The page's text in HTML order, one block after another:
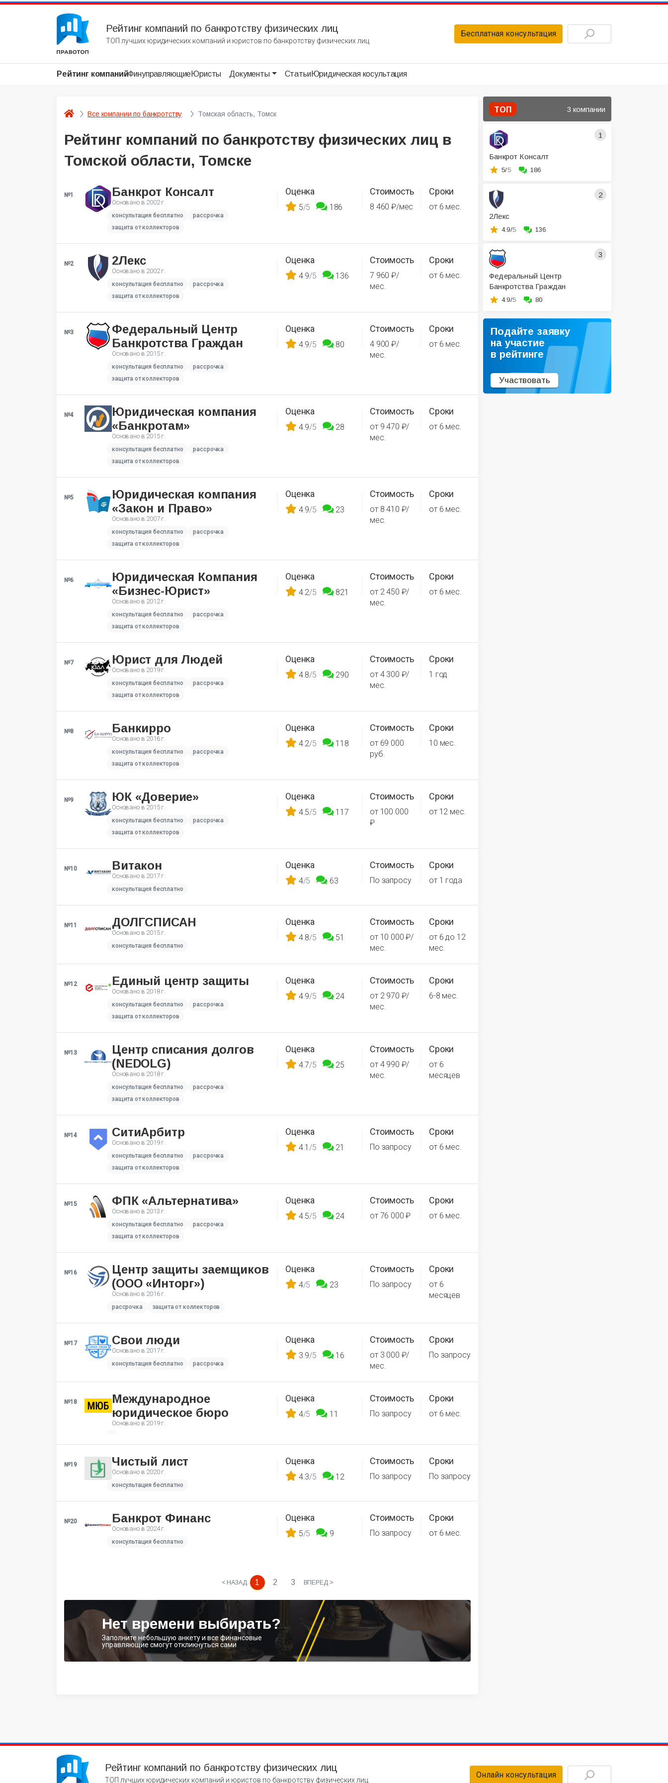
Рейтинг компаний по банкротству физических лиц
ТОП лучших юридических компаний и юристов по банкротству физических лиц
Бесплатная консультация
Рейтинг компанийФинуправляющиеЮристы Документы СтатьиЮридическая косультация
Все компании по банкротству Томская область, Томск
Рейтинг компаний по банкротству физических лиц в
Томской области, Томске
№1 Банкрот Консалт
Основано в 2002 г.
консультация бесплатно
рассрочка
защита от коллекторов
Оценка
5/5 186
Стоимость
8 460 ₽/мес
Сроки
от 6 мес.
№2 2Лекс
Основано в 2002 г.
консультация бесплатно
рассрочка
защита от коллекторов
Оценка
4.9/5 136
Стоимость
7 960 ₽/
мес.
Сроки
от 6 мес.
№3
Федеральный Центр
Банкротства Граждан
Основано в 2015 г.
консультация бесплатно
рассрочка
защита от коллекторов
Оценка
4.9/5 80
Стоимость
4 900 ₽/
мес.
Сроки
от 6 мес.
№4
Юридическая компания
«Банкротам»
Основано в 2015 г.
консультация бесплатно
рассрочка
защита от коллекторов
Оценка
4.9/5 28
Стоимость
от 9 470 ₽/
мес.
Сроки
от 6 мес.
№5
Юридическая компания
«Закон и Право»
Основано в 2007 г.
консультация бесплатно
рассрочка
защита от коллекторов
Оценка
4.9/5 23
Стоимость
от 8 410 ₽/
мес.
Сроки
от 6 мес.
№6
Юридическая Компания
«Бизнес-Юрист»
Основано в 2012 г.
консультация бесплатно
рассрочка
защита от коллекторов
Оценка
4.2/5 821
Стоимость
от 2 450 ₽/
мес.
Сроки
от 6 мес.
№7 Юрист для Людей
Основано в 2019 г.
консультация бесплатно
рассрочка
защита от коллекторов
Оценка
4.8/5 290
Стоимость
от 4 300 ₽/
мес.
Сроки
1 год
№8 Банкирро
Основано в 2016 г.
консультация бесплатно
рассрочка
защита от коллекторов
Оценка
4.2/5 118
Стоимость
от 69 000
руб.
Сроки
10 мес.
№9 ЮК «Доверие»
Основано в 2015 г.
консультация бесплатно
рассрочка
защита от коллекторов
Оценка
4.5/5 117
Стоимость
от 100 000
₽
Сроки
от 12 мес.
№10 Витакон
Основано в 2017 г.
консультация бесплатно
Оценка
4/5 63
Стоимость
По запросу
Сроки
от 1 года
№11 ДОЛГСПИСАН
Основано в 2015 г.
консультация бесплатно
Оценка
4.8/5 51
Стоимость
от 10 000 ₽/
мес.
Сроки
от 6 до 12
мес.
№12 Единый центр защиты
Основано в 2018 г.
консультация бесплатно
рассрочка
защита от коллекторов
Оценка
4.9/5 24
Стоимость
от 2 970 ₽/
мес.
Сроки
6-8 мес.
№13
Центр списания долгов
(NEDOLG)
Основано в 2018 г.
консультация бесплатно
рассрочка
защита от коллекторов
Оценка
4.7/5 25
Стоимость
от 4 990 ₽/
мес.
Сроки
от 6
месяцев
№14 СитиАрбитр
Основано в 2019 г.
консультация бесплатно
рассрочка
защита от коллекторов
Оценка
4.1/5 21
Стоимость
По запросу
Сроки
от 6 мес.
№15 ФПК «Альтернатива»
Основано в 2013 г.
консультация бесплатно
рассрочка
защита от коллекторов
Оценка
4.5/5 24
Стоимость
от 76 000 ₽
Сроки
от 6 мес.
№16
Центр защиты заемщиков
(ООО «Инторг»)
Основано в 2016 г.
рассрочка защита от коллекторов
Оценка
4/5 23
Стоимость
По запросу
Сроки
от 6
месяцев
№17 Свои люди
Основано в 2017 г.
консультация бесплатно рассрочка
Оценка
3.9/5 16
Стоимость
от 3 000 ₽/
мес.
Сроки
По запросу
№18
Международное
юридическое бюро
Основано в 2019 г.
Оценка
4/5 11
Стоимость
По запросу
Сроки
от 6 мес.
№19 Чистый лист
Основано в 2020 г.
консультация бесплатно
Оценка
4.3/5 12
Стоимость
По запросу
Сроки
По запросу
№20 Банкрот Финанс
Основано в 2024 г.
консультация бесплатно
Оценка
5/5 9
Стоимость
По запросу
Сроки
от 6 мес.
< НАЗАД 1 2 3 ВПЕРЕД >
Нет времени выбирать?
Заполните небольшую анкету и все финансовые
управляющие смогут откликнуться сами
ТОП 3 компании
1
Банкрот Консалт
5/5 186
2
2Лекс
4.9/5 136
3
Федеральный Центр
Банкротства Граждан
4.9/5 80
Подайте заявку
на участие
в рейтинге
Участвовать
Рейтинг компаний по банкротству физических лиц
ТОП лучших юридических компаний и юристов по банкротству физических лиц
Онлайн консультация